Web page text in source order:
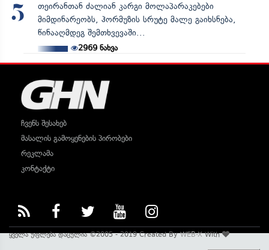
5
თეირანთან ძალიან კარგი მოლაპარაკებები
მიმდინარეობს, ჰორმუზის სრუტე მალე გაიხსნება,
წინააღმდეგ შემთხვევაში...
2969ნახვა
ჩვენს შესახებ
მასალის გამოყენების პირობები
რეკლამა
კონტაქტი
ყველა უფლება დაცულია ©2005 - 2019 Created ByWEB-XWith